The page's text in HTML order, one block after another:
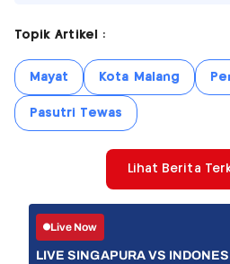
Topik Artikel :
Mayat Kota Malang
Pasutri Tewas
Lihat Berita
Live Now
LIVE SINGAPURA VS